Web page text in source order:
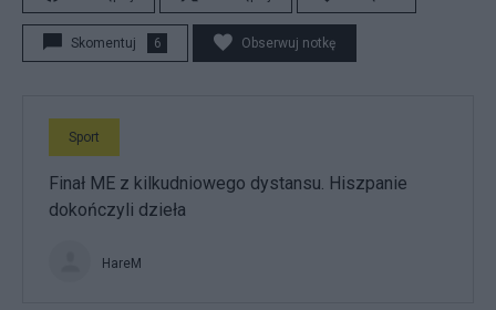
Skomentuj 6 Obserwuj notkę
Sport
Finał ME z kilkudniowego dystansu. Hiszpanie
dokończyli dzieła
HareM